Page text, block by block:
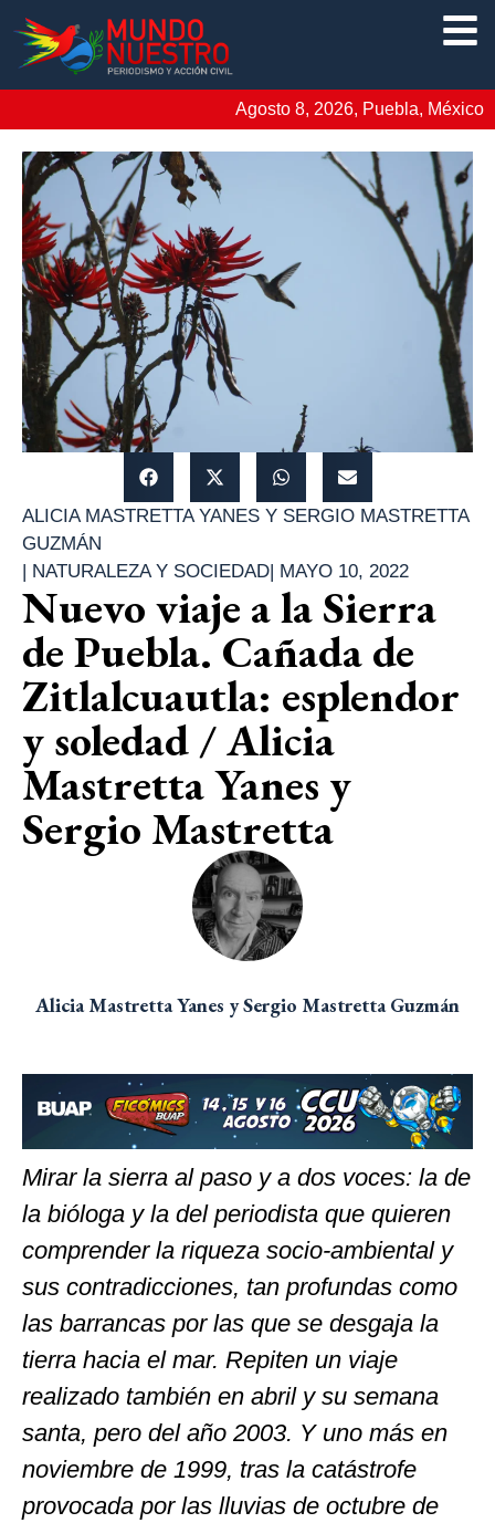
Agosto 8, 2026, Puebla, México
ALICIA MASTRETTA YANES Y SERGIO MASTRETTA
GUZMÁN
| NATURALEZA Y SOCIEDAD| MAYO 10, 2022
Nuevo viaje a la Sierra
de Puebla. Cañada de
Zitlalcuautla: esplendor
y soledad / Alicia
Mastretta Yanes y
Sergio Mastretta
Alicia Mastretta Yanes y Sergio Mastretta Guzmán
Mirar la sierra al paso y a dos voces: la de
la bióloga y la del periodista que quieren
comprender la riqueza socio-ambiental y
sus contradicciones, tan profundas como
las barrancas por las que se desgaja la
tierra hacia el mar. Repiten un viaje
realizado también en abril y su semana
santa, pero del año 2003. Y uno más en
noviembre de 1999, tras la catástrofe
provocada por las lluvias de octubre de